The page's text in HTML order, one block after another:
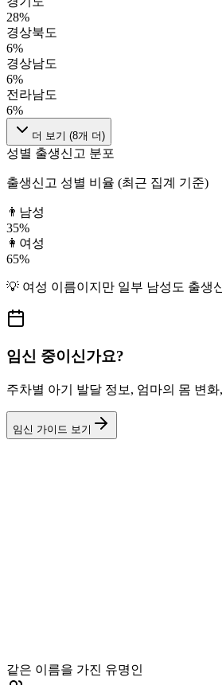
28%
경상북도
6%
경상남도
6%
전라남도
6%
더 보기 (8개 더)
성별 출생신고 분포
출생신고 성별 비율 (최근 집계 기준)
👨 남성
35%
👩 여성
65%
💡 여성 이름이지만 일부 남성도 출생
임신 중이신가요?
주차별 아기 발달 정보, 엄마의 몸 변
임신 가이드 보기
같은 이름을 가진 유명인